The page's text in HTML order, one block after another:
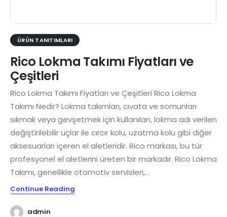
ÜRÜN TANITIMLARI
Rico Lokma Takımı Fiyatları ve
Çeşitleri
Rico Lokma Takımı Fiyatları ve Çeşitleri Rico Lokma
Takımı Nedir? Lokma takımları, cıvata ve somunları
sıkmak veya gevşetmek için kullanılan, lokma adı verilen
değiştirilebilir uçlar ile cırcır kolu, uzatma kolu gibi diğer
aksesuarları içeren el aletleridir. Rico markası, bu tür
profesyonel el aletlerini üreten bir markadır. Rico Lokma
Takımı, genellikle otomotiv servisleri,...
Continue Reading
admin